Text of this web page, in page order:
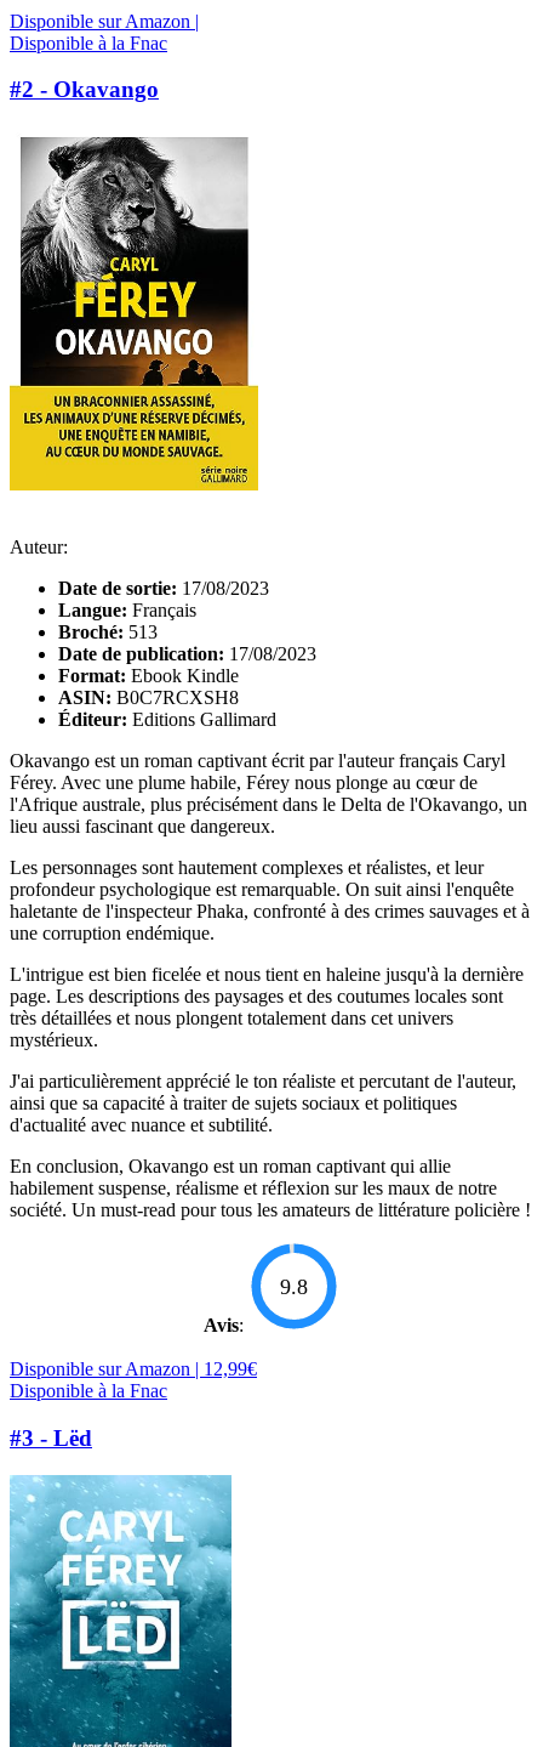
Disponible sur Amazon |
Disponible à la Fnac
#2 - Okavango
Auteur:
Date de sortie: 17/08/2023
Langue: Français
Broché: 513
Date de publication: 17/08/2023
Format: Ebook Kindle
ASIN: B0C7RCXSH8
Éditeur: Editions Gallimard
Okavango est un roman captivant écrit par l'auteur français Caryl
Férey. Avec une plume habile, Férey nous plonge au cœur de
l'Afrique australe, plus précisément dans le Delta de l'Okavango, un
lieu aussi fascinant que dangereux.
Les personnages sont hautement complexes et réalistes, et leur
profondeur psychologique est remarquable. On suit ainsi l'enquête
haletante de l'inspecteur Phaka, confronté à des crimes sauvages et à
une corruption endémique.
L'intrigue est bien ficelée et nous tient en haleine jusqu'à la dernière
page. Les descriptions des paysages et des coutumes locales sont
très détaillées et nous plongent totalement dans cet univers
mystérieux.
J'ai particulièrement apprécié le ton réaliste et percutant de l'auteur,
ainsi que sa capacité à traiter de sujets sociaux et politiques
d'actualité avec nuance et subtilité.
En conclusion, Okavango est un roman captivant qui allie
habilement suspense, réalisme et réflexion sur les maux de notre
société. Un must-read pour tous les amateurs de littérature policière !
Avis:
9.8
Disponible sur Amazon | 12,99€
Disponible à la Fnac
#3 - Lëd